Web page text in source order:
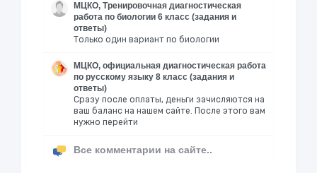
МЦКО, Тренировочная диагностическая
работа по биологии 6 класс (задания и
ответы)
Только один вариант по биологии
МЦКО, официальная диагностическая работа
по русскому языку 8 класс (задания и
ответы)
Сразу после оплаты, деньги зачисляются на
ваш баланс на нашем сайте. После этого вам
нужно перейти
Все комментарии на сайте..